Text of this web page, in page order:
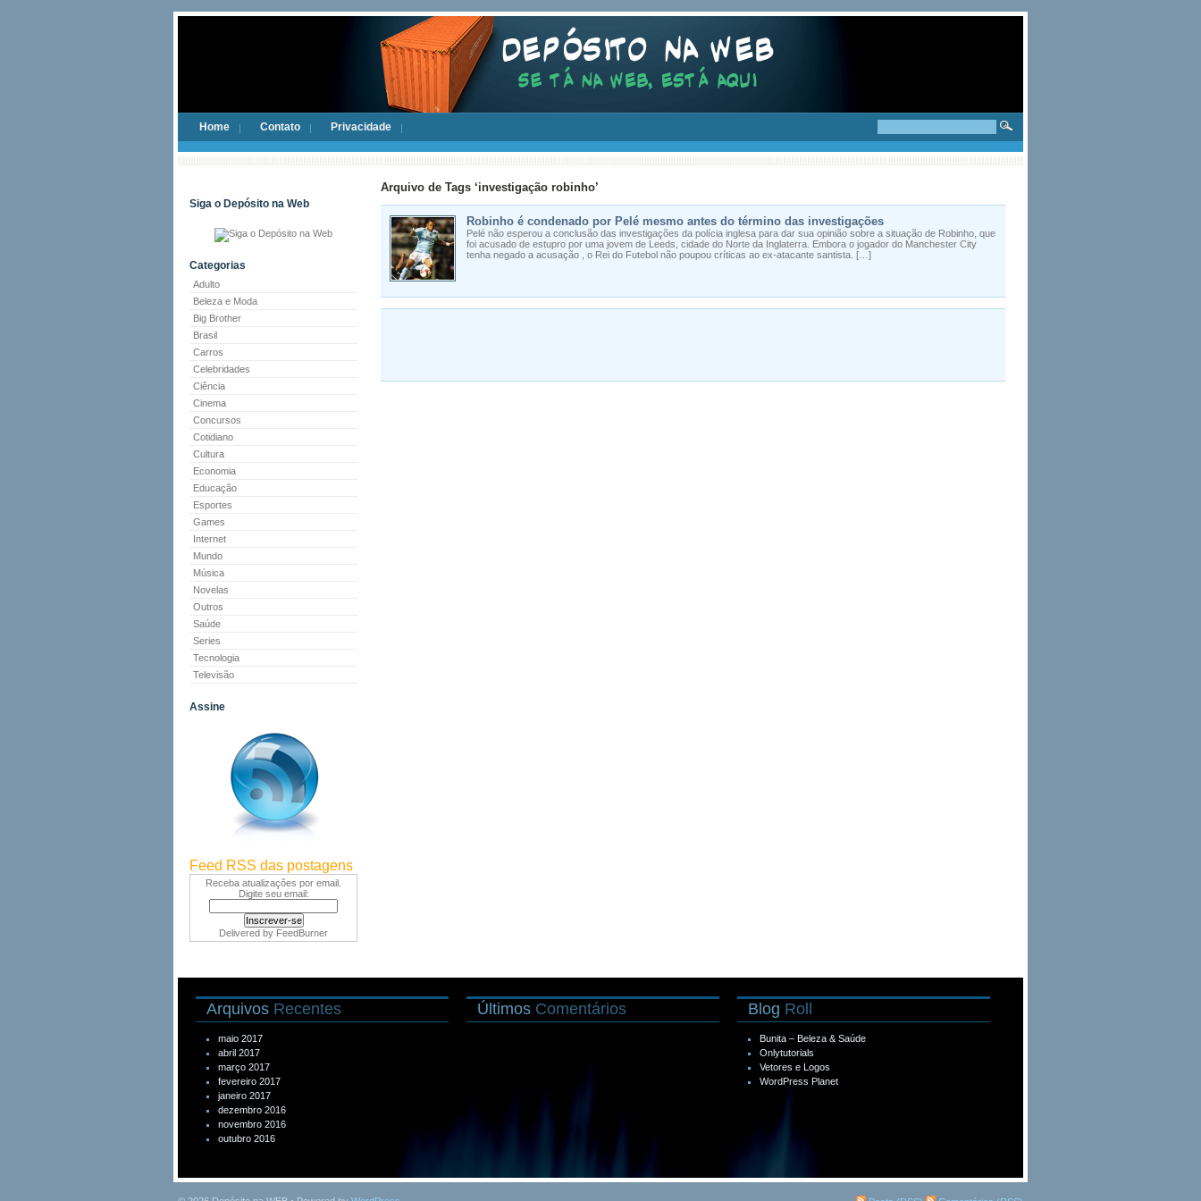
Home Contato Privacidade
Siga o Depósito na Web
Categorias
Adulto
Beleza e Moda
Big Brother
Brasil
Carros
Celebridades
Ciência
Cinema
Concursos
Cotidiano
Cultura
Economia
Educação
Esportes
Games
Internet
Mundo
Música
Novelas
Outros
Saúde
Series
Tecnologia
Televisão
Assine
Feed RSS das postagens
Receba atualizações por email.
Digite seu email:
Delivered by FeedBurner
Arquivo de Tags ‘investigação robinho’
Robinho é condenado por Pelé mesmo antes do término das investigações
Pelé não esperou a conclusão das investigações da polícia inglesa para dar sua opinião sobre a situação de Robinho, que
foi acusado de estupro por uma jovem de Leeds, cidade do Norte da Inglaterra. Embora o jogador do Manchester City
tenha negado a acusação , o Rei do Futebol não poupou críticas ao ex-atacante santista. […]
Arquivos Recentes
maio 2017
abril 2017
março 2017
fevereiro 2017
janeiro 2017
dezembro 2016
novembro 2016
outubro 2016
Últimos Comentários Blog Roll
Bunita – Beleza & Saúde
Onlytutorials
Vetores e Logos
WordPress Planet